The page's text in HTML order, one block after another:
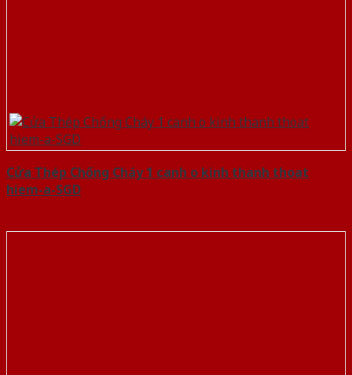
Cửa Thép Chống Cháy 1 canh o kinh thanh thoat
hiem-a-SGD